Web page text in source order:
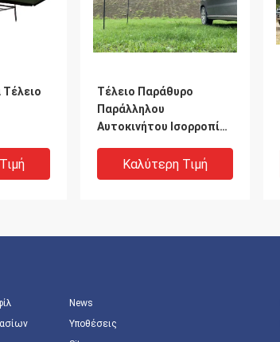
Τέλειο Παράθυρο
Παράλληλου
Αυτοκινήτου Ισορροπία
με κάμπινγκ
αυτοκινήτου
Καλύτερη Τιμή
News
Υποθέσεις